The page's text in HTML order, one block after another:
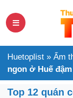
Huetoplist » Ẩm
ngon ở Huế
Top 12 quán